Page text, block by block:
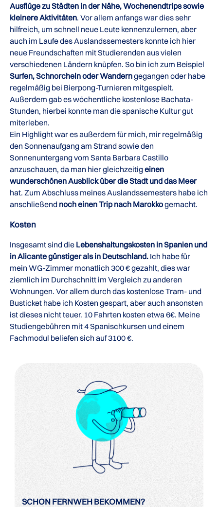
Ausflüge zu Städten in der Nähe, Wochenendtrips sowie
kleinere Aktivitäten. Vor allem anfangs war dies sehr
hilfreich, um schnell neue Leute kennenzulernen, aber
auch im Laufe des Auslandssemesters konnte ich hier
neue Freundschaften mit Studierenden aus vielen
verschiedenen Ländern knüpfen. So bin ich zum Beispiel
Surfen, Schnorcheln oder Wanderngegangen oder habe
regelmäßig bei Bierpong-Turnieren mitgespielt.
Außerdem gab es wöchentliche kostenlose Bachata-
Stunden, hierbei konnte man die spanische Kultur gut
miterleben.
Ein Highlight war es außerdem für mich, mir regelmäßig
den Sonnenaufgang am Strand sowie den
Sonnenuntergang vom Santa Barbara Castillo
anzuschauen, da man hier gleichzeitig einen
wunderschönen Ausblick über die Stadt und das Meer
hat. Zum Abschluss meines Auslandssemesters habe ich
anschließend noch einen Trip nach Marokkogemacht.
Kosten
Insgesamt sind die Lebenshaltungskosten in Spanien und
in Alicante günstiger als in Deutschland. Ich habe für
mein WG-Zimmer monatlich 300 € gezahlt, dies war
ziemlich im Durchschnitt im Vergleich zu anderen
Wohnungen. Vor allem durch das kostenlose Tram- und
Busticket habe ich Kosten gespart, aber auch ansonsten
ist dieses nicht teuer. 10 Fahrten kosten etwa 6€. Meine
Studiengebühren mit 4 Spanischkursen und einem
Fachmodul beliefen sich auf 3100 €.
SCHON FERNWEH BEKOMMEN?